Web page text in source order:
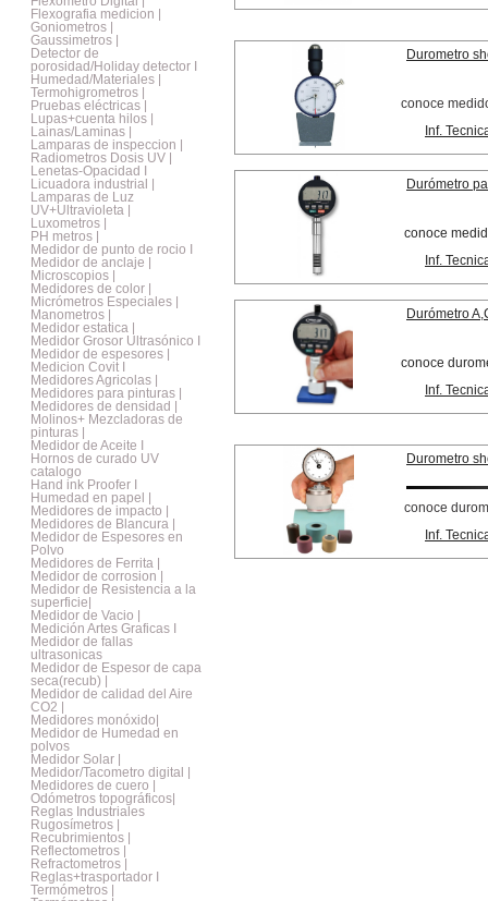
Flexografia medicion |
Goniometros |
Gaussimetros |
Detector de
porosidad/Holiday detector I
Humedad/Materiales |
Termohigrometros |
Pruebas eléctricas |
Lupas+cuenta hilos |
Lainas/Laminas |
Lamparas de inspeccion |
Radiometros Dosis UV |
Lenetas-Opacidad I
Licuadora industrial |
Lamparas de Luz
UV+Ultravioleta |
Luxometros |
PH metros |
Medidor de punto de rocio I
Medidor de anclaje |
Microscopios |
Medidores de color |
Micrómetros Especiales |
Manometros |
Medidor estatica |
Medidor Grosor Ultrasónico I
Medidor de espesores |
Medicion Covit I
Medidores Agricolas |
Medidores para pinturas |
Medidores de densidad |
Molinos+ Mezcladoras de
pinturas |
Medidor de Aceite I
Hornos de curado UV
catalogo
Hand ink Proofer I
Humedad en papel |
Medidores de impacto |
Medidores de Blancura |
Medidor de Espesores en
Polvo
Medidores de Ferrita |
Medidor de corrosion |
Medidor de Resistencia a la
superficie|
Medidor de Vacio |
Medición Artes Graficas I
Medidor de fallas
ultrasonicas
Medidor de Espesor de capa
seca(recub) |
Medidor de calidad del Aire
CO2 |
Medidores monóxido|
Medidor de Humedad en
polvos
Medidor Solar |
Medidor/Tacometro digital |
Medidores de cuero |
Odómetros topográficos|
Reglas Industriales
Rugosímetros |
Recubrimientos |
Reflectometros |
Refractometros |
Reglas+trasportador I
Termómetros |
Durometro
conoce
Inf.
Durómetro
conoce
Inf.
Durómetro
conoce
Inf.
Durometro
conoce
Inf.